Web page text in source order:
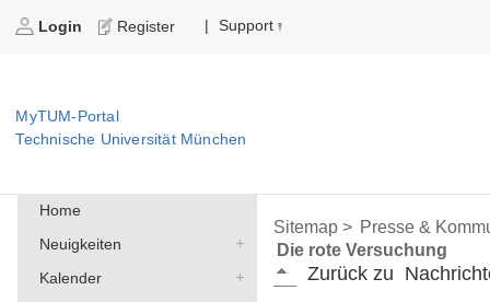
Login Register | Support
MyTUM-Portal
Technische Universität München
Home
Neuigkeiten
Kalender
Sitemap > Presse &
Die rote Versuchung
Zurück zu